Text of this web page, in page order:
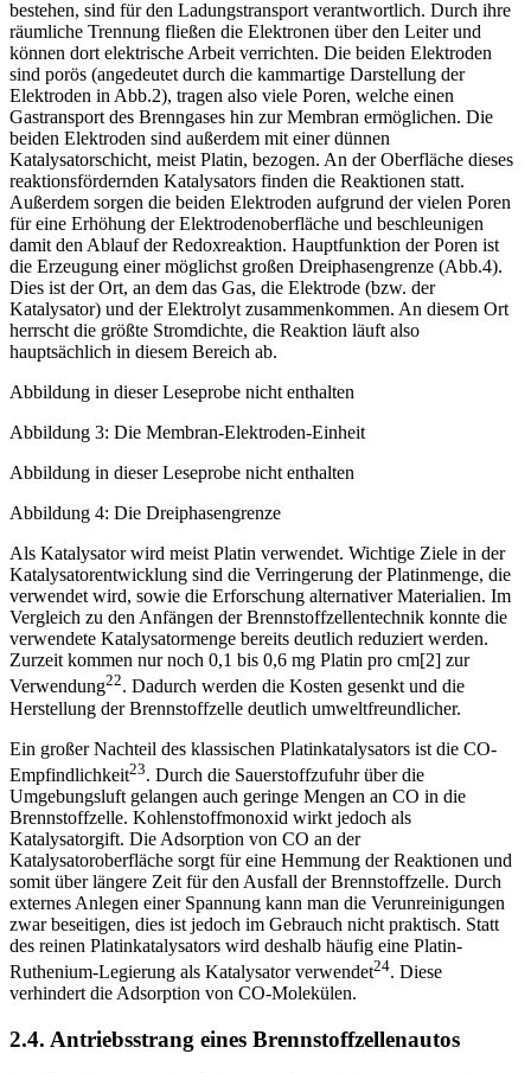
bestehen, sind für den Ladungstransport verantwortlich. Durch ihre
räumliche Trennung fließen die Elektronen über den Leiter und
können dort elektrische Arbeit verrichten. Die beiden Elektroden
sind porös (angedeutet durch die kammartige Darstellung der
Elektroden in Abb.2), tragen also viele Poren, welche einen
Gastransport des Brenngases hin zur Membran ermöglichen. Die
beiden Elektroden sind außerdem mit einer dünnen
Katalysatorschicht, meist Platin, bezogen. An der Oberfläche dieses
reaktionsfördernden Katalysators finden die Reaktionen statt.
Außerdem sorgen die beiden Elektroden aufgrund der vielen Poren
für eine Erhöhung der Elektrodenoberfläche und beschleunigen
damit den Ablauf der Redoxreaktion. Hauptfunktion der Poren ist
die Erzeugung einer möglichst großen Dreiphasengrenze (Abb.4).
Dies ist der Ort, an dem das Gas, die Elektrode (bzw. der
Katalysator) und der Elektrolyt zusammenkommen. An diesem Ort
herrscht die größte Stromdichte, die Reaktion läuft also
hauptsächlich in diesem Bereich ab.
Abbildung in dieser Leseprobe nicht enthalten
Abbildung 3: Die Membran-Elektroden-Einheit
Abbildung in dieser Leseprobe nicht enthalten
Abbildung 4: Die Dreiphasengrenze
Als Katalysator wird meist Platin verwendet. Wichtige Ziele in der
Katalysatorentwicklung sind die Verringerung der Platinmenge, die
verwendet wird, sowie die Erforschung alternativer Materialien. Im
Vergleich zu den Anfängen der Brennstoffzellentechnik konnte die
verwendete Katalysatormenge bereits deutlich reduziert werden.
Zurzeit kommen nur noch 0,1 bis 0,6 mg Platin pro cm[2] zur
Verwendung22. Dadurch werden die Kosten gesenkt und die
Herstellung der Brennstoffzelle deutlich umweltfreundlicher.
Ein großer Nachteil des klassischen Platinkatalysators ist die CO-
Empfindlichkeit23. Durch die Sauerstoffzufuhr über die
Umgebungsluft gelangen auch geringe Mengen an CO in die
Brennstoffzelle. Kohlenstoffmonoxid wirkt jedoch als
Katalysatorgift. Die Adsorption von CO an der
Katalysatoroberfläche sorgt für eine Hemmung der Reaktionen und
somit über längere Zeit für den Ausfall der Brennstoffzelle. Durch
externes Anlegen einer Spannung kann man die Verunreinigungen
zwar beseitigen, dies ist jedoch im Gebrauch nicht praktisch. Statt
des reinen Platinkatalysators wird deshalb häufig eine Platin-
Ruthenium-Legierung als Katalysator verwendet24. Diese
verhindert die Adsorption von CO-Molekülen.
2.4. Antriebsstrang eines Brennstoffzellenautos